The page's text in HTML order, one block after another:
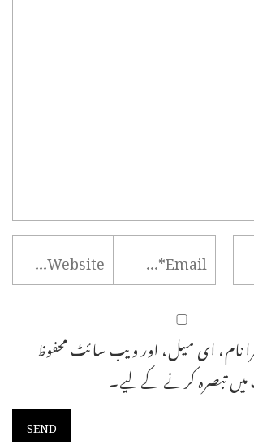
نام، ای میل، اور ویب سائٹ محفوظ
میں تبصرہ کرنے کےلیے۔